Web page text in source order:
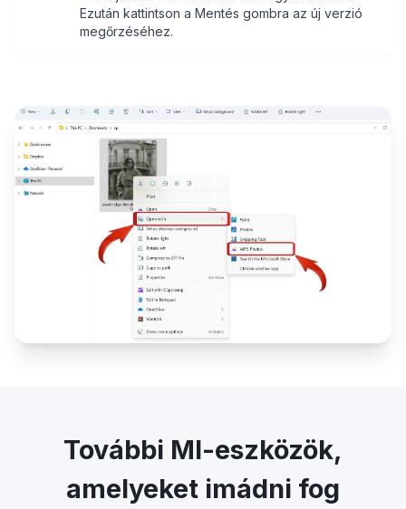
Ezután kattintson a Mentés gombra az új verzió
megőrzéséhez.
További MI-eszközök,
amelyeket imádni fog